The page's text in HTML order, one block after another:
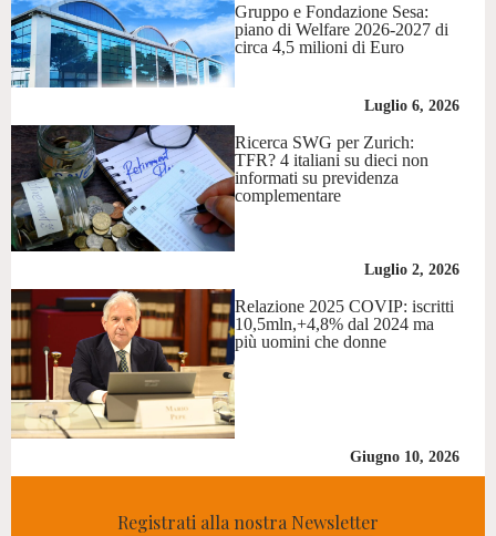
Gruppo e Fondazione Sesa:
piano di Welfare 2026-2027 di
circa 4,5 milioni di Euro
Luglio 6, 2026
Ricerca SWG per Zurich:
TFR? 4 italiani su dieci non
informati su previdenza
complementare
Luglio 2, 2026
Relazione 2025 COVIP: iscritti
10,5mln,+4,8% dal 2024 ma
più uomini che donne
Giugno 10, 2026
Registrati alla nostra Newsletter